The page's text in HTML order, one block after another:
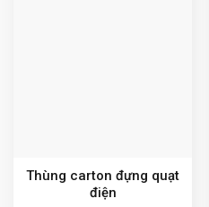
Thùng carton đựng quạt
điện